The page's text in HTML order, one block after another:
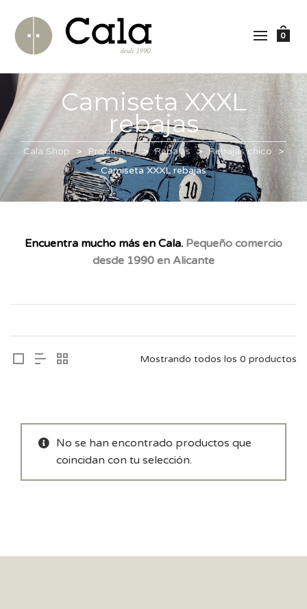
0
Camiseta XXXL
rebajas
Cala Shop > Productos > Rebajas > Rebajas chico >
Camiseta XXXL rebajas
Encuentra mucho más en Cala. Pequeño comercio
desde 1990 en Alicante
Mostrando todos los 0 productos
No se han encontrado productos que
coincidan con tu selección.